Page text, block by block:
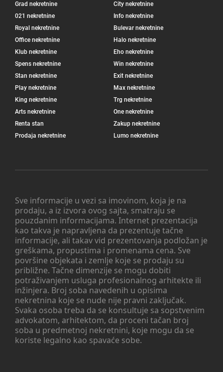
Sve informacije u vezi sa imovinom, koja je na
prodaju, a iz izvora ovog sajta, smatraju se
pouzdanim informacijama. Internet prezentacija
kao takva je napravljena da prezentuje tačne
informacije, ali takav vid prezentovanja podložan je
greškama, propustima i promenama cena. Sve
površine objekata i zemlje koje se prodaju su
približne. Tačne dimenzije se mogu dobiti
potraživanjem usluga profesionalnog arhitekte ili
inžinjera. Broj soba navedenih u opisima
nekretnina koje se nude nije pravni zaključak.
Svaka osoba treba da se konsultuje sa sopstvenim
advokatom, arhitektom, da proceni tačan broj
soba u predmetnoj nekretnini, koje mogu da se
koriste legalno kao spavaće sobe.
Grad nekretnine
City nekretnine
021 nekretnine
Info nekretnine
Royal nekretnine
Bulevar nekretnine
Office nekretnine
Halo nekretnine
Klub nekretnine
Eho nekretnine
Spens nekretnine
Win nekretnine
Stan nekretnine
Exit nekretnine
Play nekretnine
Max nekretnine
King nekretnine
Trg nekretnine
Arts nekretnine
One nekretnine
Renta stan
Zakup nekretnine
Prodaja nekretnine
Lumo nekretnine